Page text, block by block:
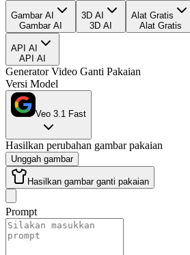
Gambar AI
Gambar AI
3D AI
3D AI
Alat Gratis
Alat Gratis
API AI
API AI
Generator Video Ganti Pakaian
Versi Model
Veo 3.1 Fast
Hasilkan perubahan gambar pakaian
Unggah gambar
Hasilkan gambar ganti pakaian
Prompt